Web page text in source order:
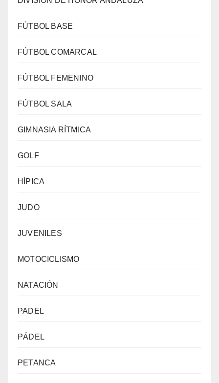
FÚTBOL BASE
FÚTBOL COMARCAL
FÚTBOL FEMENINO
FÚTBOL SALA
GIMNASIA RÍTMICA
GOLF
HÍPICA
JUDO
JUVENILES
MOTOCICLISMO
NATACIÓN
PADEL
PÁDEL
PETANCA